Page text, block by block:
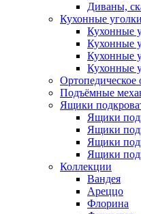
Диваны,
Кухонные уголки
Кухонные
Кухонные
Кухонные
Кухонные
Ортопедическое
Подъёмные
Ящики
Ящики
Ящики
Ящики
Ящики
Коллекции
Вандея
Ареццо
Флорина